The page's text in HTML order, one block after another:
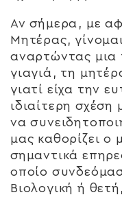
Αν σήμερα, με
Μητέρας,
αναρτώντας μια
γιαγιά, τη
γιατί είχα την
ιδιαίτερη σχέση
να
μας καθορίζει ο
σημαντικά
οποίο
Βιολογική ή